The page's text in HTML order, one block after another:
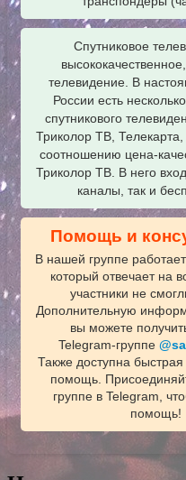
Спутниковое
телевидение. В
России есть
спутникового
Триколор ТВ,
соотношению цена-
Триколор ТВ. В него
каналы, так и
Помощь и
В нашей группе
который отвечает на
участники не
Дополнительную
вы можете
Telegram‑группе
Также доступна
помощь.
группе в Telegram,
помощь!